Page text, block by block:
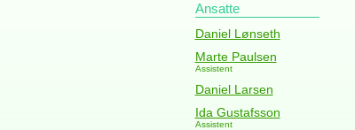
Ansatte
Daniel Lønseth
Marte Paulsen
Assistent
Daniel Larsen
Ida Gustafsson
Assistent